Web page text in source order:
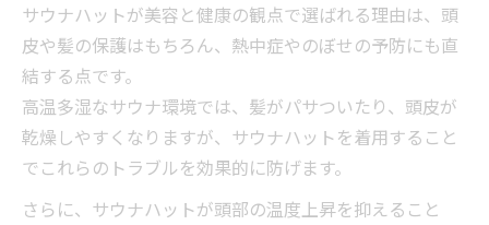
サウナハットが美容と健康の観点で選ばれる理由は、頭
皮や髪の保護はもちろん、熱中症やのぼせの予防にも直
結する点です。
高温多湿なサウナ環境では、髪がパサついたり、頭皮が
乾燥しやすくなりますが、サウナハットを着用すること
でこれらのトラブルを効果的に防げます。
さらに、サウナハットが頭部の温度上昇を抑えること